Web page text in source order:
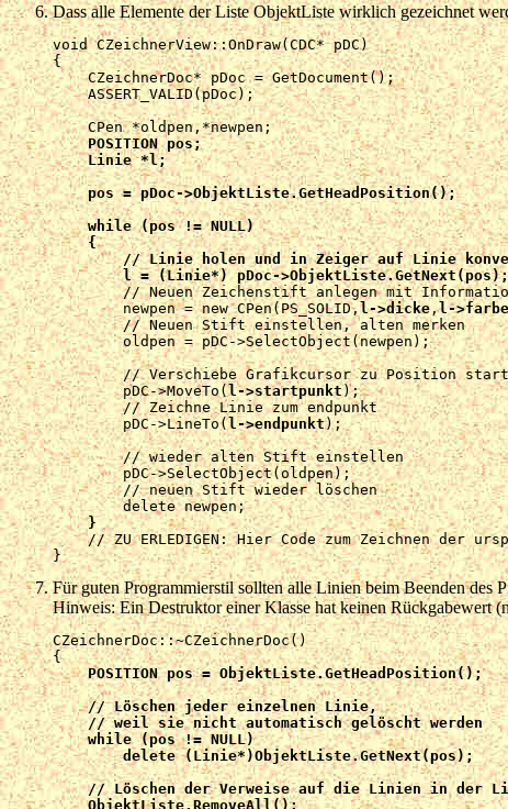
Dass alle Elemente der Liste ObjektListe wirklich gezeichnet
void CZeichnerView::OnDraw(CDC* pDC)
{
    CZeichnerDoc* pDoc = GetDocument();
    ASSERT_VALID(pDoc);
    CPen *oldpen,*newpen;
POSITION pos;
    Linie *l;
    pos = pDoc->ObjektListe.GetHeadPosition();
    while (pos != NULL)
    {
// Linie holen und in Zeiger auf Linie
        l = (Linie*) pDoc->ObjektListe.GetNext(pos);
// Neuen Zeichenstift anlegen mit
        newpen = new CPen(PS_SOLID,
l->dicke ,l->farbe
        // Neuen Stift einstellen, alten merken
        oldpen = pDC->SelectObject(newpen);
// Verschiebe Grafikcursor zu Position
        pDC->MoveTo(
l->startpunkt);
        // Zeichne Linie zum endpunkt
        pDC->LineTo(
l->endpunkt);
        // wieder alten Stift einstellen
        pDC->SelectObject(oldpen);
        // neuen Stift wieder löschen
        delete newpen;
}
// ZU ERLEDIGEN: Hier Code zum Zeichnen der
Für guten Programmierstil sollten alle Linien beim Beenden
Hinweis: Ein Destruktor einer Klasse hat keinen Rückgabewert
CZeichnerDoc::~CZeichnerDoc()
{
POSITION pos = ObjektListe.GetHeadPosition();
    // Löschen jeder einzelnen Linie,
    // weil sie nicht automatisch gelöscht werden
    while (pos != NULL)
        delete (Linie*)ObjektListe.GetNext(pos);
// Löschen der Verweise auf die Linien in der
    ObjektListe.RemoveAll();